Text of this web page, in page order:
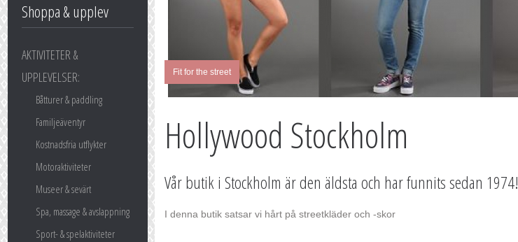
Shoppa & upplev
AKTIVITETER &
UPPLEVELSER:
Båtturer & paddling
Familjeäventyr
Kostnadsfria utflykter
Motoraktiviteter
Museer & sevärt
Spa, massage & avslappning
Sport- & spelaktiviteter
Fit for the street
Hollywood Stockholm
Vår butik i Stockholm är den äldsta och har funnits sedan 1974!
I denna butik satsar vi hårt på streetkläder och -skor